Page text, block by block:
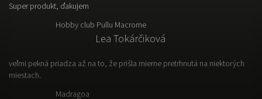
Super produkt, ďakujem
Hobby club Pullu Macrome
Lea Tokárčiková
veľmi pekná priadza až na to, že prišla mierne pretrhnutá na niektorých
miestach.
Madragoa